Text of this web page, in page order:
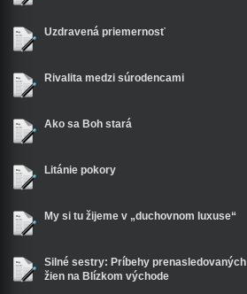
Uzdravená priemernosť
Rivalita medzi súrodencami
Ako sa Boh stará
Litánie pokory
My si tu žijeme v „duchovnom luxuse“
Silné sestry: Príbehy prenasledovaných
žien na Blízkom východe